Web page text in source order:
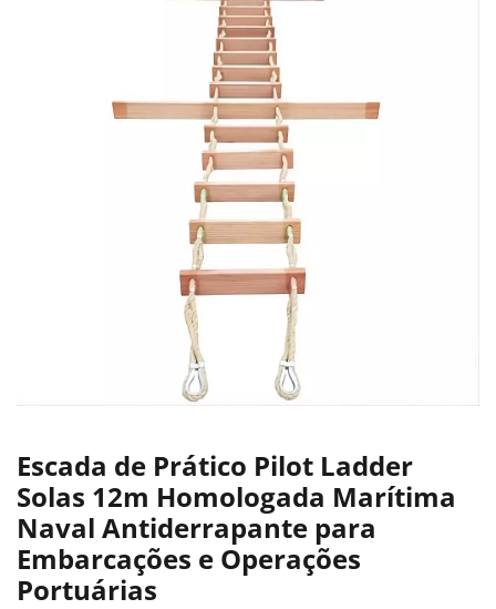
Escada de Prático Pilot Ladder
Solas 12m Homologada Marítima
Naval Antiderrapante para
Embarcações e Operações
Portuárias